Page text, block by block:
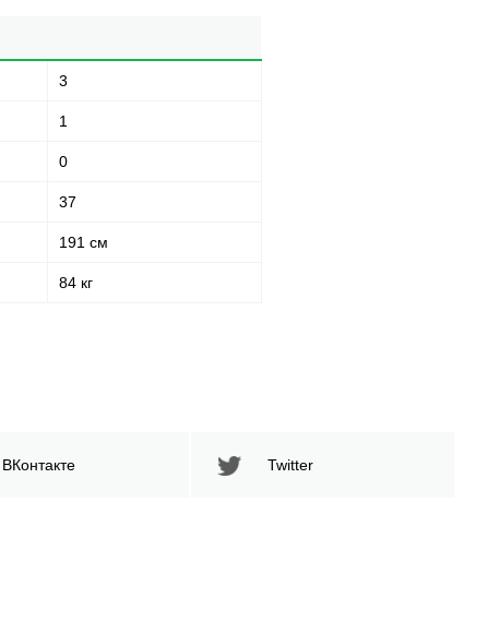
3
1
0
37
191 см
84 кг
ВКонтакте Twitter